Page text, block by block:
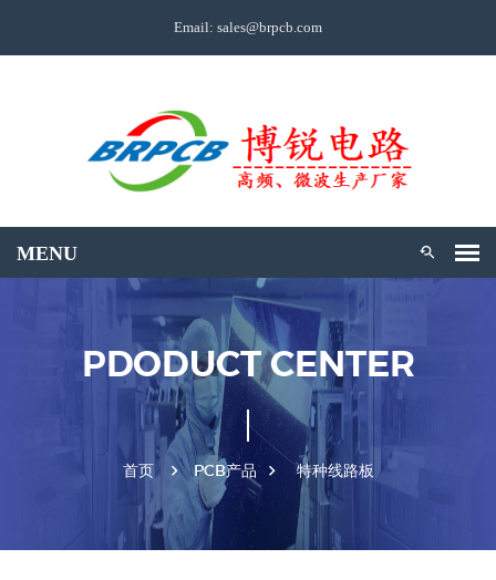
Email: sales@brpcb.com
PDODUCT CENTER
首页 PCB产品 特种线路板